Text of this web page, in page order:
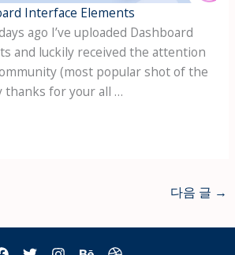
Interface Elements
ago I’ve uploaded Dashboard
and luckily received the attention
(most popular shot of the
thanks for your all …
다음 글 →